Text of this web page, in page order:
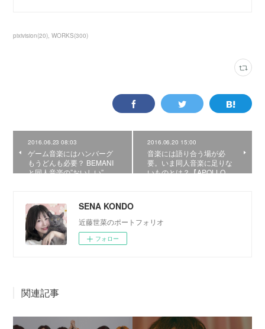
pixivision(20) WORKS(300)
2016.06.23 08:03
ゲーム音楽にはハンバーグ
もうどんも必要？ BEMANI
と同人音楽の”おいしい”…
2016.06.20 15:00
音楽には語り合う場が必
要。いま同人音楽に足りな
いものとは？【APOLLO…
SENA KONDO
近藤世菜のポートフォリオ
フォロー
関連記事